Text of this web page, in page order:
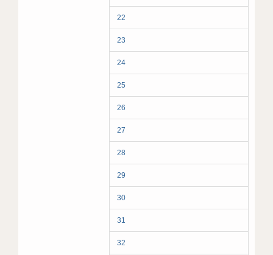
22
23
24
25
26
27
28
29
30
31
32